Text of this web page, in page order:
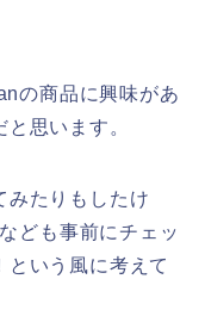
の商品に興味があ
思います。
みたりもしたけ
ども事前にチェッ
という風に考えて